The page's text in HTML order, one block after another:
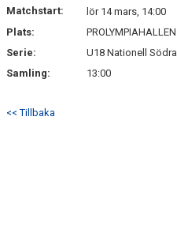
Matchstart:
lör 14 mars, 14:00
Plats:
PROLYMPIAHALLEN
Serie:
U18 Nationell Södra
Samling:
13:00
<< Tillbaka